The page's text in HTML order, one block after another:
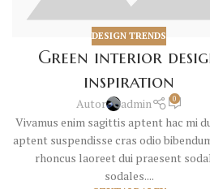
DESIGN TRENDS
Green interior
inspiration
Autor admin 0
Vivamus enim sagittis aptent hac mi
aptent suspendisse cras odio
rhoncus laoreet dui praesent
sodales....